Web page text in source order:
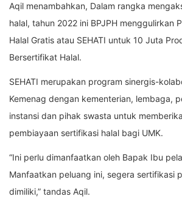
Aqil menambahkan, Dalam rangka
halal, tahun 2022 ini BPJPH menggulirkan
Halal Gratis atau SEHATI untuk 10 Juta
Bersertifikat Halal.
SEHATI merupakan program sinergis-
Kemenag dengan kementerian, lembaga,
instansi dan pihak swasta untuk
pembiayaan sertifikasi halal bagi UMK.
“Ini perlu dimanfaatkan oleh Bapak Ibu
Manfaatkan peluang ini, segera sertifikasi
dimiliki,” tandas Aqil.